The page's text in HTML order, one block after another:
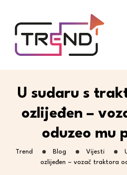
U sudaru s
ozlijeđen –
oduzeo mu
Trend Blog Vijesti
ozlijeđen – vozač traktora